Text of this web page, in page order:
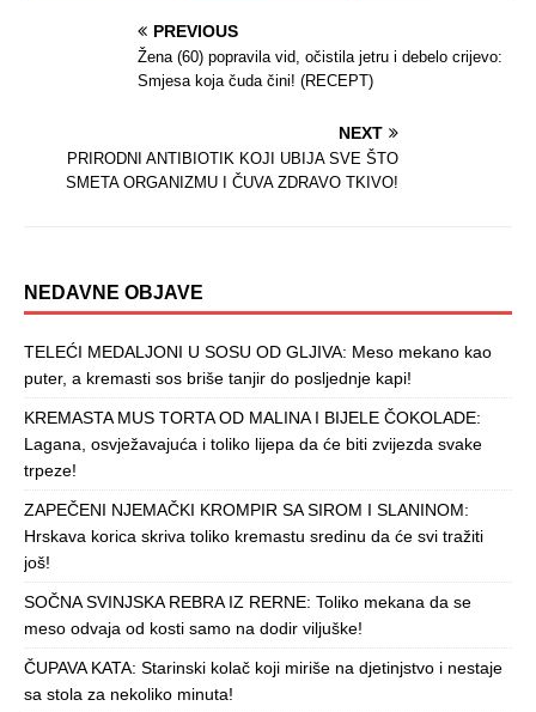
PREVIOUS
Žena (60) popravila vid, očistila jetru i debelo crijevo:
Smjesa koja čuda čini! (RECEPT)
NEXT
PRIRODNI ANTIBIOTIK KOJI UBIJA SVE ŠTO
SMETA ORGANIZMU I ČUVA ZDRAVO TKIVO!
NEDAVNE OBJAVE
TELEĆI MEDALJONI U SOSU OD GLJIVA: Meso mekano kao
puter, a kremasti sos briše tanjir do posljednje kapi!
KREMASTA MUS TORTA OD MALINA I BIJELE ČOKOLADE:
Lagana, osvježavajuća i toliko lijepa da će biti zvijezda svake
trpeze!
ZAPEČENI NJEMAČKI KROMPIR SA SIROM I SLANINOM:
Hrskava korica skriva toliko kremastu sredinu da će svi tražiti
još!
SOČNA SVINJSKA REBRA IZ RERNE: Toliko mekana da se
meso odvaja od kosti samo na dodir viljuške!
ČUPAVA KATA: Starinski kolač koji miriše na djetinjstvo i nestaje
sa stola za nekoliko minuta!